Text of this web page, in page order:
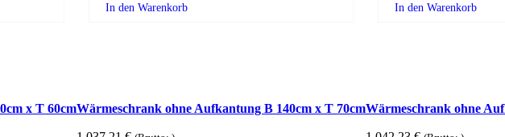
In den Warenkorb In den Warenkorb
x T 60cmWärmeschrank ohne Aufkantung B 140cm x T 70cmWärmeschrank ohne